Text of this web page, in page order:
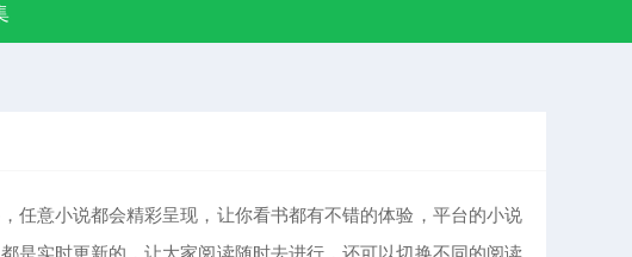
任意小说都会精彩呈现，让你看书都有不错的体验，平台的小说
是实时更新的，让大家阅读随时去进行，还可以切换不同的阅读